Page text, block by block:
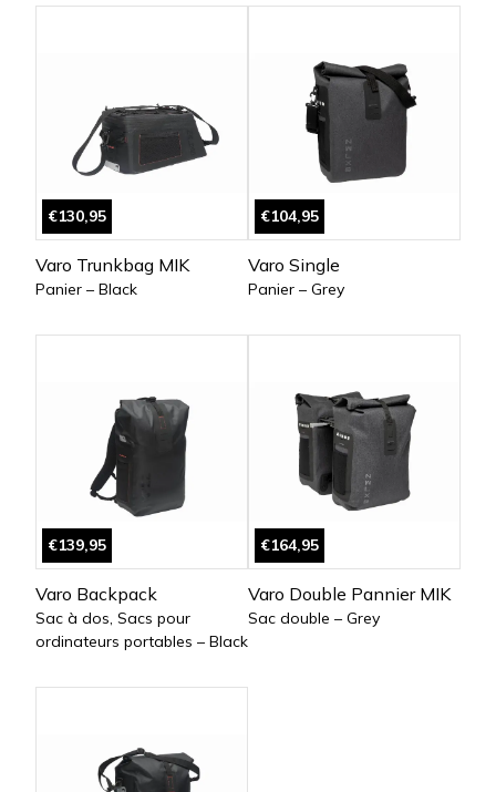
€130,95
Varo Trunkbag MIK
Panier – Black
€104,95
Varo Single
Panier – Grey
€139,95
Varo Backpack
Sac à dos, Sacs pour
ordinateurs portables – Black
€164,95
Varo Double Pannier MIK
Sac double – Grey